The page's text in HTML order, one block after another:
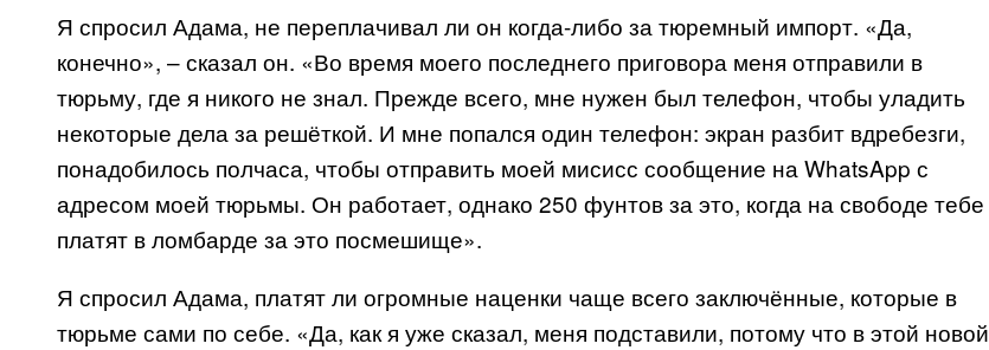
Я спросил Адама, не переплачивал ли он когда-либо за тюремный импорт. «Да,
конечно», – сказал он. «Во время моего последнего приговора меня отправили в
тюрьму, где я никого не знал. Прежде всего, мне нужен был телефон, чтобы уладить
некоторые дела за решёткой. И мне попался один телефон: экран разбит вдребезги,
понадобилось полчаса, чтобы отправить моей мисисс сообщение на WhatsApp с
адресом моей тюрьмы. Он работает, однако 250 фунтов за это, когда на свободе тебе
платят в ломбарде за это посмешище».
Я спросил Адама, платят ли огромные наценки чаще всего заключённые, которые в
тюрьме сами по себе. «Да, как я уже сказал, меня подставили, потому что в этой новой